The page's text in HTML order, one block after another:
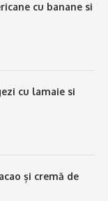
cu banane si
cu lamaie si
și cremă de